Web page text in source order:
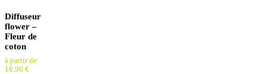
Diffuseur
flower –
Fleur de
coton
à partir de
18,90 €